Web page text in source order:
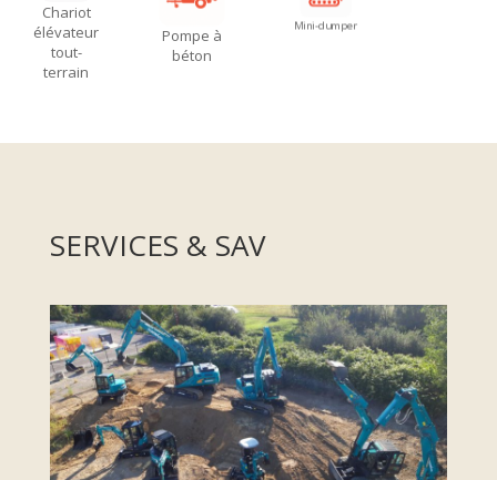
Chariot
élévateur
tout-
terrain
Pompe à
béton
Mini-dumper
SERVICES & SAV